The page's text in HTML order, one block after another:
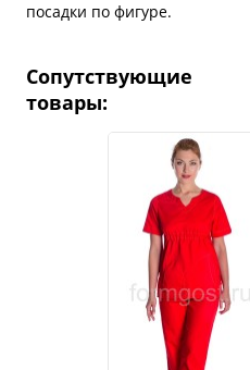
посадки по фигуре.
Сопутствующие
товары: